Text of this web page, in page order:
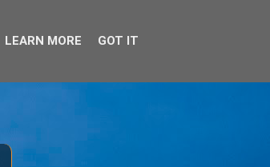
LEARN MORE GOT IT